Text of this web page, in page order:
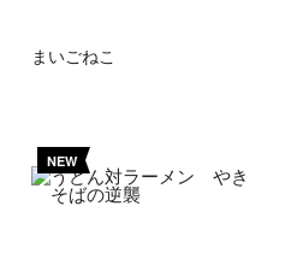
まいごねこ
NEW